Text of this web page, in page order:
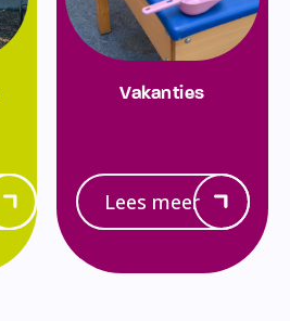
Vakanties
Lees meer